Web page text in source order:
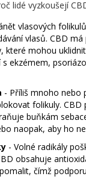
lidé vyzkoušejí
vlasových
vlasů. CBD
které mohou
s ekzémem,
- Příliš mnoho nebo
folikuly.
buňkám
naopak, aby ho
- Volné radikály
obsahuje
čímž